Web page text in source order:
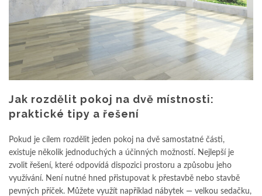
Jak rozdělit pokoj na dvě místnosti:
praktické tipy a řešení
Pokud je cílem rozdělit jeden pokoj na dvě samostatné části,
existuje několik jednoduchých a účinných možností. Nejlepší je
zvolit řešení, které odpovídá dispozici prostoru a způsobu jeho
využívání. Není nutné hned přistupovat k přestavbě nebo stavbě
pevných příček. Můžete využít například nábytek — velkou sedačku,